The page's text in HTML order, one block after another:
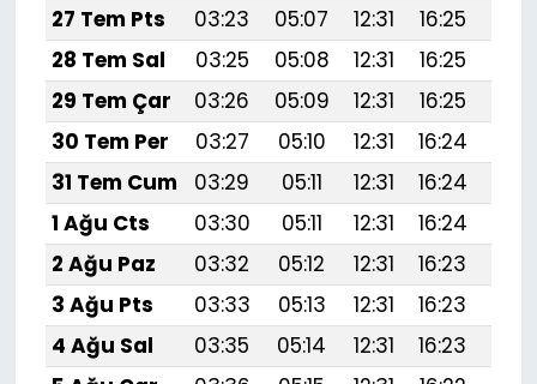
27 Tem Pts
03:23 05:07 12:31 16:25
28 Tem Sal
03:25 05:08 12:31 16:25
29 Tem Çar
03:26 05:09 12:31 16:25
30 Tem Per
03:27 05:10 12:31 16:24
31 Tem Cum
03:29 05:11 12:31 16:24
1 Ağu Cts
03:30 05:11 12:31 16:24
2 Ağu Paz
03:32 05:12 12:31 16:23
3 Ağu Pts
03:33 05:13 12:31 16:23
4 Ağu Sal
03:35 05:14 12:31 16:23